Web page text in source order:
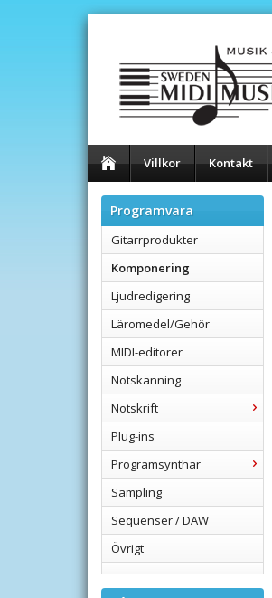
Villkor Kontakt
Programvara
Gitarrprodukter
Komponering
Ljudredigering
Läromedel/Gehör
MIDI-editorer
Notskanning
Notskrift
Plug-ins
Programsynthar
Sampling
Sequenser / DAW
Övrigt